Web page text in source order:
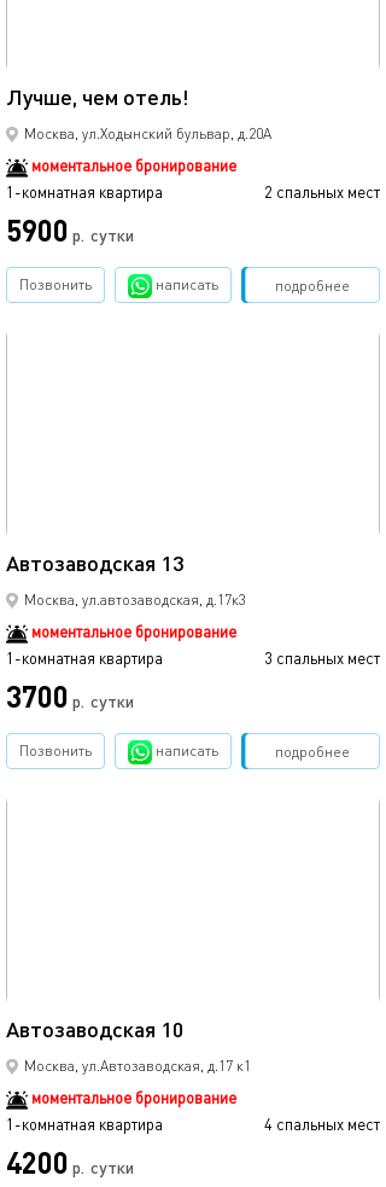
Лучше, чем отель!
Москва, ул.Ходынский бульвар, д.20А
моментальное бронирование
1-комнатная квартира
2 спальных мест
5900 р. сутки
подробнее
Позвонить написать Забронировать
Автозаводская 13
Москва, ул.автозаводская, д.17к3
моментальное бронирование
1-комнатная квартира
3 спальных мест
3700 р. сутки
подробнее
Позвонить написать Забронировать
Автозаводская 10
Москва, ул.Автозаводская, д.17 к1
моментальное бронирование
1-комнатная квартира
4 спальных мест
4200 р. сутки